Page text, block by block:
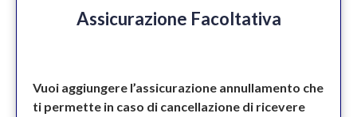
Assicurazione Facoltativa
Vuoi aggiungere l’assicurazione annullamento che
ti permette in caso di cancellazione di ricevere